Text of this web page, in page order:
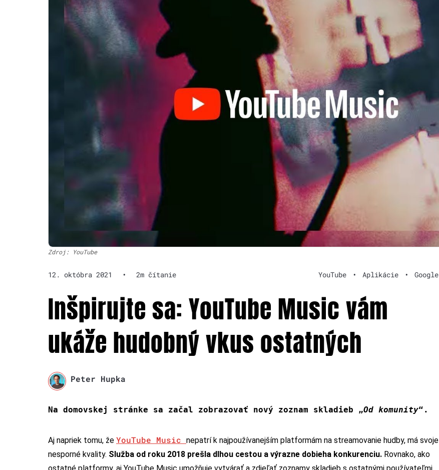
Zdroj: YouTube
12. októbra 2021 • 2m čítanie YouTube • Aplikácie • Google
Inšpirujte sa: YouTube Music vám
ukáže hudobný vkus ostatných
Peter Hupka
Na domovskej stránke sa začal zobrazovať nový zoznam skladieb „Od komunity“.
Aj napriek tomu, že YouTube Music nepatrí k najpoužívanejším platformám na streamovanie hudby, má svoje
nesporné kvality. Služba od roku 2018 prešla dlhou cestou a výrazne dobieha konkurenciu. Rovnako, ako
ostatné platformy, aj YouTube Music umožňuje vytvárať a zdieľať zoznamy skladieb s ostatnými používateľmi.